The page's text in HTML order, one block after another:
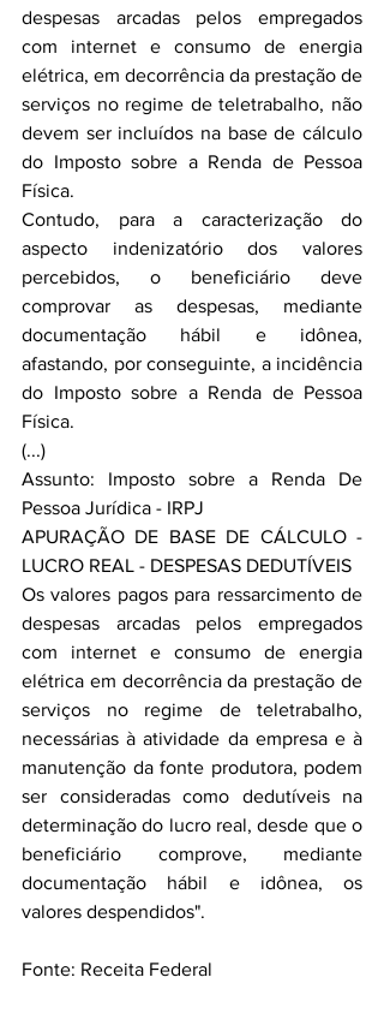
despesas arcadas pelos empregados
com internet e consumo de energia
elétrica, em decorrência da prestação de
serviços no regime de teletrabalho, não
devem ser incluídos na base de cálculo
do Imposto sobre a Renda de Pessoa
Física.
Contudo, para a caracterização do
aspecto indenizatório dos valores
percebidos, o beneficiário deve
comprovar as despesas, mediante
documentação hábil e idônea,
afastando, por conseguinte, a incidência
do Imposto sobre a Renda de Pessoa
Física.
(...)
Assunto: Imposto sobre a Renda De
Pessoa Jurídica - IRPJ
APURAÇÃO DE BASE DE CÁLCULO -
LUCRO REAL - DESPESAS DEDUTÍVEIS
Os valores pagos para ressarcimento de
despesas arcadas pelos empregados
com internet e consumo de energia
elétrica em decorrência da prestação de
serviços no regime de teletrabalho,
necessárias à atividade da empresa e à
manutenção da fonte produtora, podem
ser consideradas como dedutíveis na
determinação do lucro real, desde que o
beneficiário comprove, mediante
documentação hábil e idônea, os
valores despendidos".
Fonte: Receita Federal